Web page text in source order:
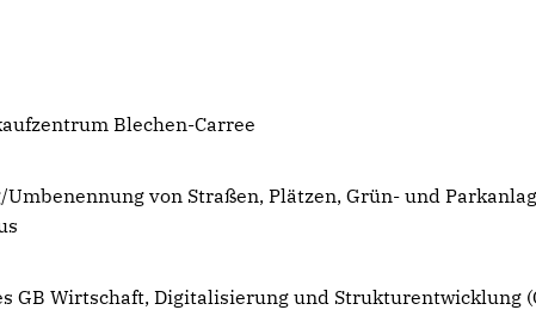
Blechen-Carree
von Straßen, Plätzen, Grün- und
GB Wirtschaft, Digitalisierung und Strukturentwicklung